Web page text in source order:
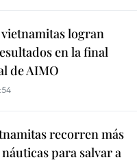
logran
en la final
de AIMO
recorren más
para salvar a